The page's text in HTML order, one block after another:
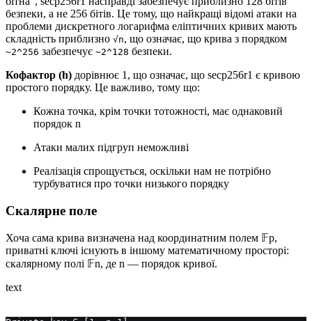
безпеки, а не 256 бітів. Це тому, що найкращі відомі атаки на
проблеми дискретного логарифма еліптичних кривих мають
складність приблизно √n, що означає, що крива з порядком
~2^256 забезпечує ~2^128 безпеки.
Кофактор (h) дорівнює 1, що означає, що secp256r1 є кривою
простого порядку. Це важливо, тому що:
Кожна точка, крім точки тотожності, має однаковий
порядок n
Атаки малих підгруп неможливі
Реалізація спрощується, оскільки нам не потрібно
турбуватися про точки низького порядку
Скалярне поле
Хоча сама крива визначена над координатним полем 𝔽p,
приватні ключі існують в іншому математичному просторі:
скалярному полі 𝔽n, де n — порядок кривої.
text